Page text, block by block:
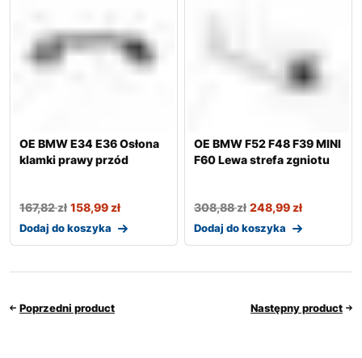
OE BMW E34 E36 Osłona
klamki prawy przód
167,82zł 158,99zł
Dodaj do koszyka
OE BMW F52 F48 F39 MINI
F60 Lewa strefa zgniotu
308,88zł 248,99zł
Dodaj do koszyka
Poprzedni product Następny product